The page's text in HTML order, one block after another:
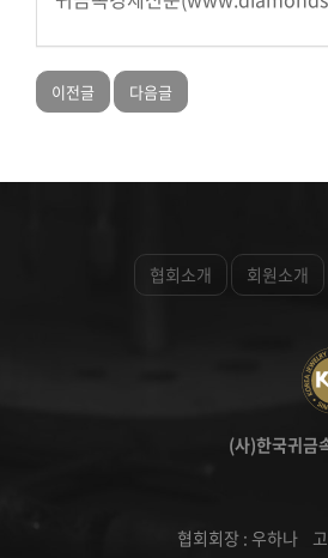
이전글 다음글
협회소개 회원소개
(사)한국귀금
협회회장 : 우하나